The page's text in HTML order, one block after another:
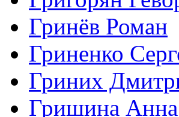
Гринёв Роман
Гриненко
Гриних
Гришина Анна